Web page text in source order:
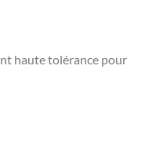
haute tolérance pour